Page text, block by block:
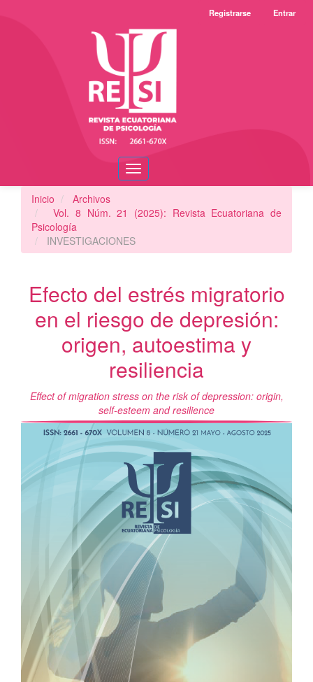
Registrarse Entrar
Toggle
navigation
Inicio
Archivos
Vol. 8 Núm. 21 (2025): Revista Ecuatoriana de
Psicología
INVESTIGACIONES
Efecto del estrés migratorio
en el riesgo de depresión:
origen, autoestima y
resiliencia
Effect of migration stress on the risk of depression: origin,
self-esteem and resilience
Barra
lateral
del
artículo